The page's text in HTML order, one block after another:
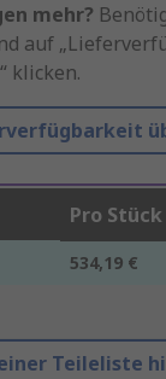
mehr?
auf
klicken.
Pro Stück
534,19 €
Teileliste